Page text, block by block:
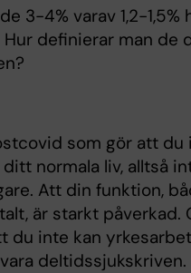
3-4% varav 1,2-1,5%
definierar man de
som gör att du
normala liv, alltså
Att din funktion,
är starkt påverkad.
du inte kan
deltidssjukskriven.